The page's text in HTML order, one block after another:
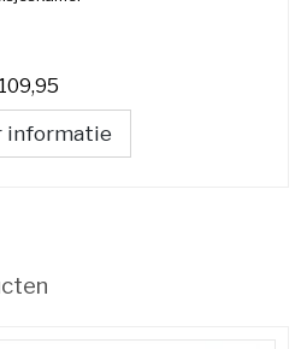
109,95
informatie